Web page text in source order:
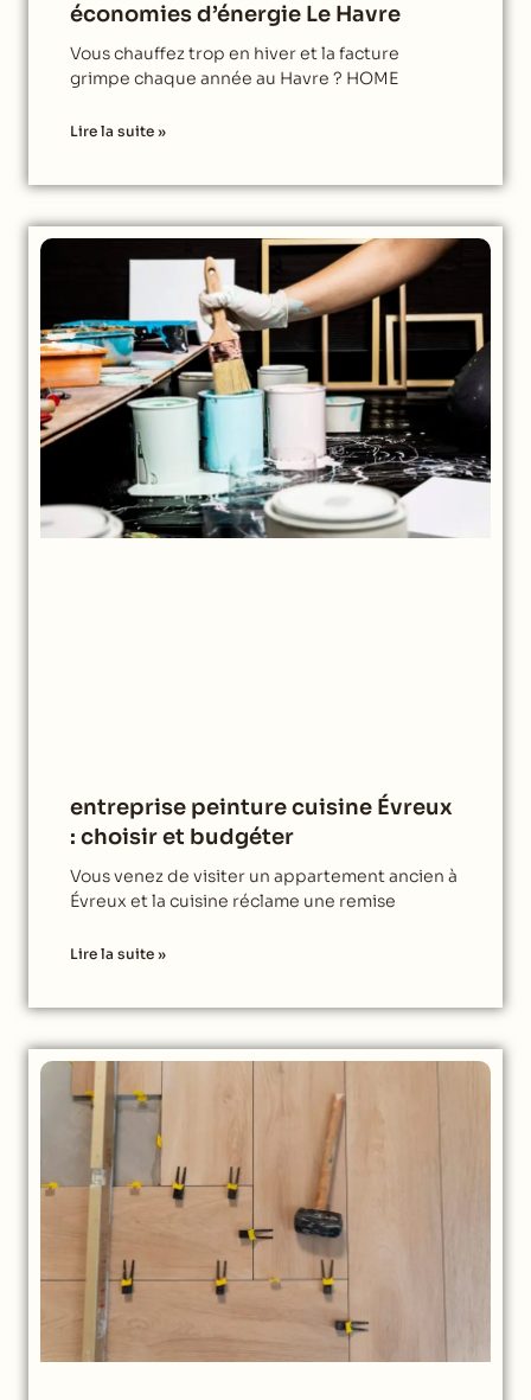
économies d’énergie Le Havre
Vous chauffez trop en hiver et la facture
grimpe chaque année au Havre ? HOME
Lire la suite »
entreprise peinture cuisine Évreux
: choisir et budgéter
Vous venez de visiter un appartement ancien à
Évreux et la cuisine réclame une remise
Lire la suite »